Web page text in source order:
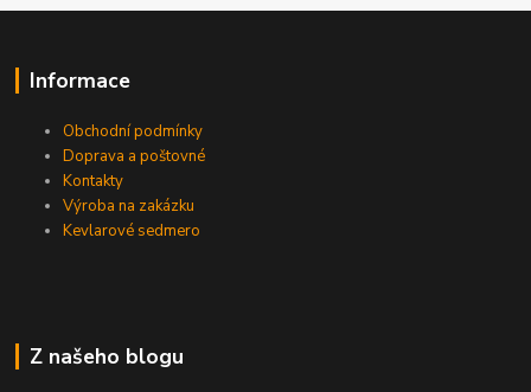
Informace
Obchodní podmínky
Doprava a poštovné
Kontakty
Výroba na zakázku
Kevlarové sedmero
Z našeho blogu